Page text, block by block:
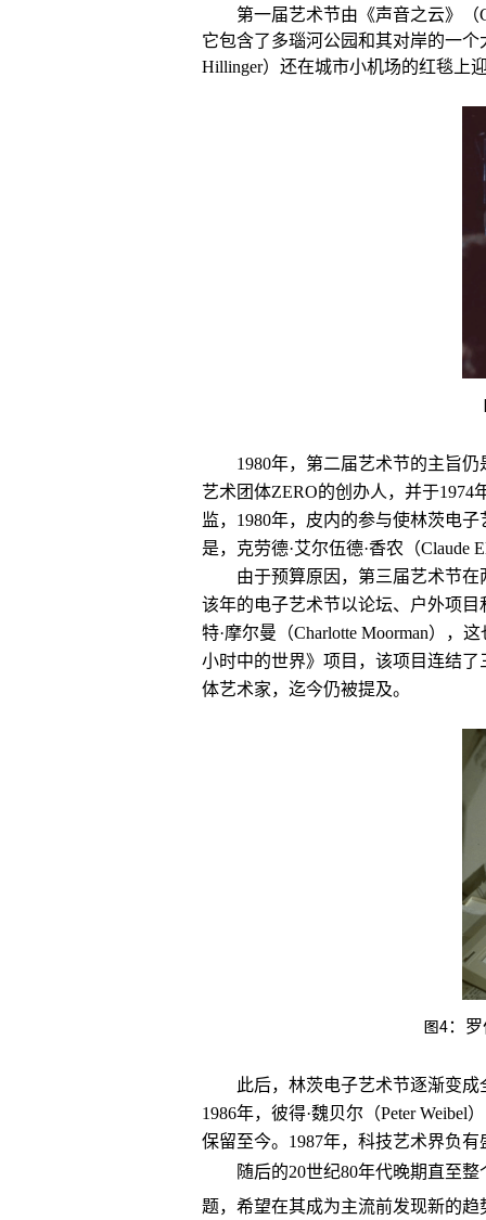
第一届艺术节由《声音之云》（
它包含了多瑙河公园和其对岸的一
Hillinger）还在城市小机场的红毯上
1980年，第二届艺术节的主旨
艺术团体ZERO的创办人，并于1974
监，1980年，皮内的参与使林茨电
是，克劳德·艾尔伍德·香农（
由于预算原因，第三届艺术节
该年的电子艺术节以论坛、户外项
特·摩尔曼（Charlotte Moorman），
小时中的世界》项目，该项目连结
体艺术家，迄今仍被提及。
图4：
此后，林茨电子艺术节逐渐变
1986年，彼得·魏贝尔（Peter
保留至今。1987年，科技艺术界负
随后的20世纪80年代晚期直至
题，希望在其成为主流前发现新的